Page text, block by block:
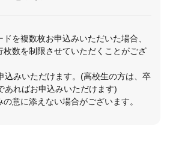
を複数枚お申込みいただいた場合、
枚数を制限させていただくことがござ
みいただけます。(高校生の方は、卒
あればお申込みいただけます)
意に添えない場合がございます。